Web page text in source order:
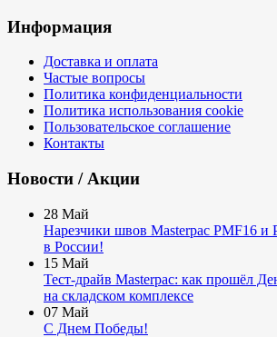
Информация
Доставка и оплата
Частые вопросы
Политика конфиденциальности
Политика использования cookie
Пользовательское соглашение
Контакты
Новости / Акции
28 Май
Нарезчики швов Masterpac PMF16 и
в России!
15 Май
Тест-драйв Masterpac: как прошёл
на складском комплексе
07 Май
С Днем Победы!